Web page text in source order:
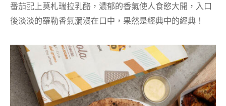
番茄配上莫札瑞拉乳酪，濃郁的香氣使人食慾大開，入口
後淡淡的羅勒香氣瀰漫在口中，果然是經典中的經典！